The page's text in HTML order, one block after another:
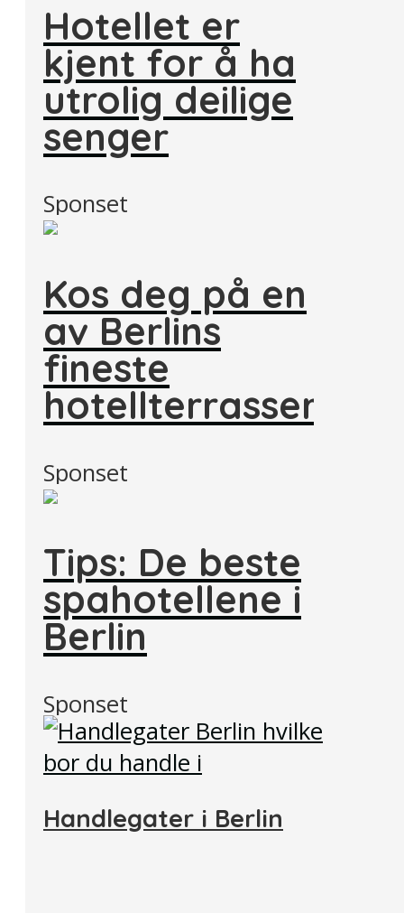
Hotellet er
kjent for å ha
utrolig deilige
senger
Sponset
Kos deg på en
av Berlins
fineste
hotellterrasser
Sponset
Tips: De beste
spahotellene i
Berlin
Sponset
Handlegater i Berlin